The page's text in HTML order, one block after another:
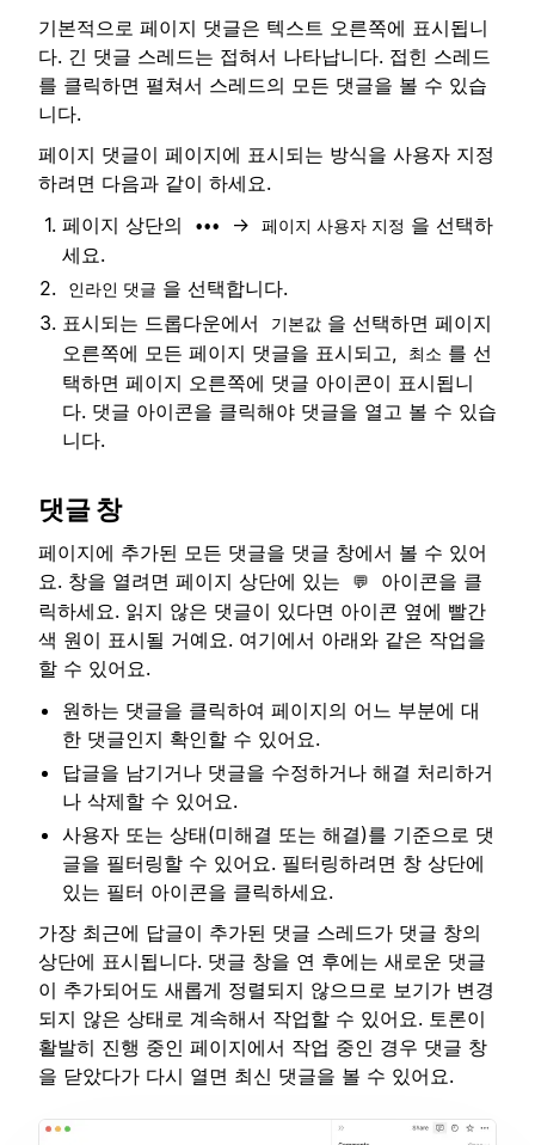
기본적으로 페이지 댓글은 텍스트 오른쪽에 표시됩니
다. 긴 댓글 스레드는 접혀서 나타납니다. 접힌 스레드
를 클릭하면 펼쳐서 스레드의 모든 댓글을 볼 수 있습
니다.
페이지 댓글이 페이지에 표시되는 방식을 사용자 지정
하려면 다음과 같이 하세요.
페이지 상단의
••• → 페이지 사용자 지정 을 선택하
세요.
인라인 댓글 을 선택합니다.
표시되는 드롭다운에서
기본값 을 선택하면 페이지
오른쪽에 모든 페이지 댓글을 표시되고,
최소 를 선
택하면 페이지 오른쪽에 댓글 아이콘이 표시됩니
다. 댓글 아이콘을 클릭해야 댓글을 열고 볼 수 있습
니다.
댓글 창
페이지에 추가된 모든 댓글을 댓글 창에서 볼 수 있어
요. 창을 열려면 페이지 상단에 있는
💬
아이콘을 클
릭하세요. 읽지 않은 댓글이 있다면 아이콘 옆에 빨간
색 원이 표시될 거예요. 여기에서 아래와 같은 작업을
할 수 있어요.
원하는 댓글을 클릭하여 페이지의 어느 부분에 대
한 댓글인지 확인할 수 있어요.
답글을 남기거나 댓글을 수정하거나 해결 처리하거
나 삭제할 수 있어요.
사용자 또는 상태(미해결 또는 해결)를 기준으로 댓
글을 필터링할 수 있어요. 필터링하려면 창 상단에
있는 필터 아이콘을 클릭하세요.
가장 최근에 답글이 추가된 댓글 스레드가 댓글 창의
상단에 표시됩니다. 댓글 창을 연 후에는 새로운 댓글
이 추가되어도 새롭게 정렬되지 않으므로 보기가 변경
되지 않은 상태로 계속해서 작업할 수 있어요. 토론이
활발히 진행 중인 페이지에서 작업 중인 경우 댓글 창
을 닫았다가 다시 열면 최신 댓글을 볼 수 있어요.